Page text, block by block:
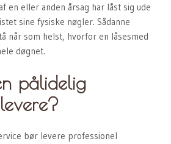
en eller anden årsag har låst sig ude
sine fysiske nøgler. Sådanne
når som helst, hvorfor en låsesmed
døgnet.
pålidelig
bør levere professionel